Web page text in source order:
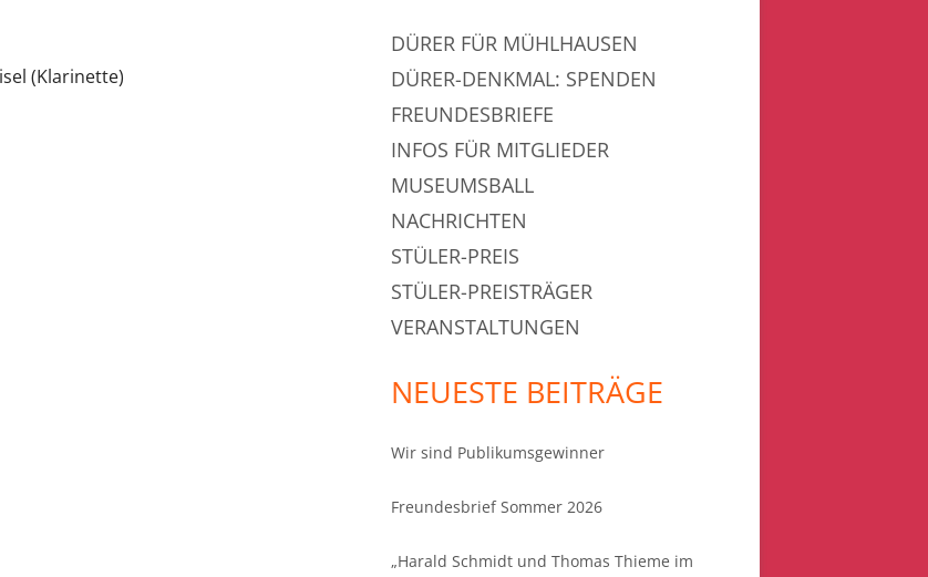
(Klarinette)
DÜRER FÜR MÜHLHAUSEN
DÜRER-DENKMAL: SPENDEN
FREUNDESBRIEFE
INFOS FÜR MITGLIEDER
MUSEUMSBALL
NACHRICHTEN
STÜLER-PREIS
STÜLER-PREISTRÄGER
VERANSTALTUNGEN
NEUESTE BEITRÄGE
Wir sind Publikumsgewinner
Freundesbrief Sommer 2026
„Harald Schmidt und Thomas Thieme im